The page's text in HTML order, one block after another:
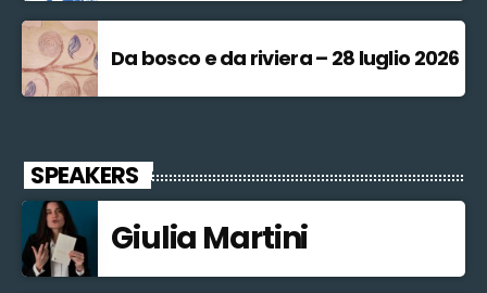
Da bosco e da riviera – 28 luglio 2026
SPEAKERS
Giulia Martini